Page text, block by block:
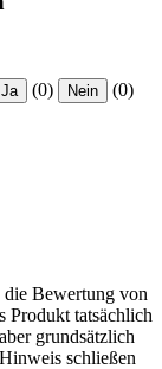
Ja (0) Nein (0)
die Bewertung von
Produkt tatsächlich
grundsätzlich
Hinweis schließen